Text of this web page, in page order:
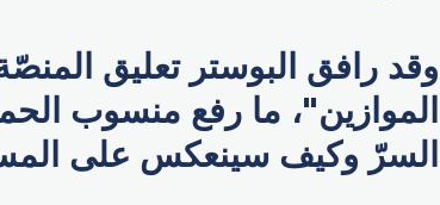
وقد رافق البوستر تعليق
الموازين"، ما رفع منسوب
السرّ وكيف سينعكس على